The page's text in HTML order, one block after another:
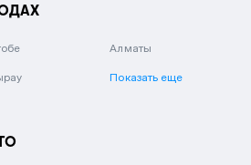
Алматы
Показать еще